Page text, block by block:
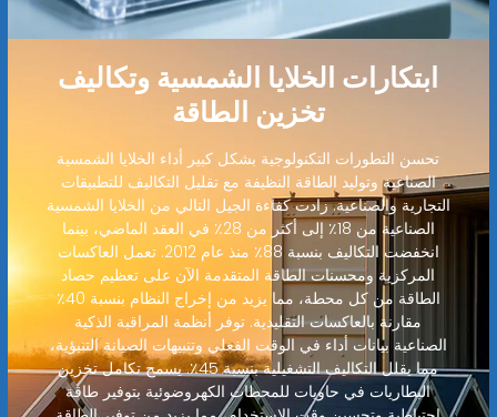
ابتكارات الخلايا الشمسية وتكاليف
تخزين الطاقة
تحسن التطورات التكنولوجية بشكل كبير أداء الخلايا الشمسية
الصناعية وتوليد الطاقة النظيفة مع تقليل التكاليف للتطبيقات
التجارية والصناعية. زادت كفاءة الجيل التالي من الخلايا الشمسية
الصناعية من 18٪ إلى أكثر من 28٪ في العقد الماضي، بينما
انخفضت التكاليف بنسبة 88٪ منذ عام 2012. تعمل العاكسات
المركزية ومحسنات الطاقة المتقدمة الآن على تعظيم حصاد
الطاقة من كل محطة، مما يزيد من إخراج النظام بنسبة 40٪
مقارنة بالعاكسات التقليدية. توفر أنظمة المراقبة الذكية
الصناعية بيانات أداء في الوقت الفعلي وتنبيهات الصيانة التنبؤية،
مما يقلل التكاليف التشغيلية بنسبة 45٪. يسمح تكامل تخزين
البطاريات في حاويات للمحطات الكهروضوئية بتوفير طاقة